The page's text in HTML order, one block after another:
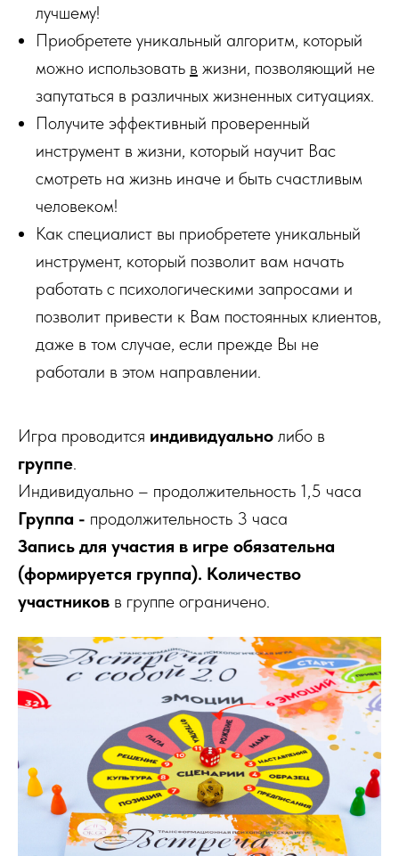
лучшему!
Приобретете уникальный алгоритм, который
можно использовать в жизни, позволяющий не
запутаться в различных жизненных ситуациях.
Получите эффективный проверенный
инструмент в жизни, который научит Вас
смотреть на жизнь иначе и быть счастливым
человеком!
Как специалист вы приобретете уникальный
инструмент, который позволит вам начать
работать с психологическими запросами и
позволит привести к Вам постоянных клиентов,
даже в том случае, если прежде Вы не
работали в этом направлении.
Игра проводится индивидуально либо в
группе.
Индивидуально – продолжительность 1,5 часа
Группа - продолжительность 3 часа
Запись для участия в игре обязательна
(формируется группа). Количество
участников в группе ограничено.